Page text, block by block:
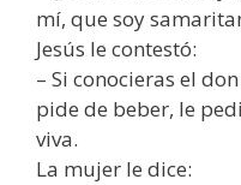
mí, que soy
Jesús le contestó:
– Si conocieras el
pide de beber, le
viva.
La mujer le dice: